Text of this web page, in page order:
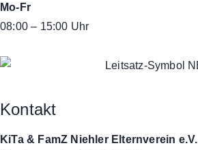
Mo-Fr
08:00 – 15:00 Uhr
Kontakt
KiTa & FamZ Niehler Elternverein e.V.